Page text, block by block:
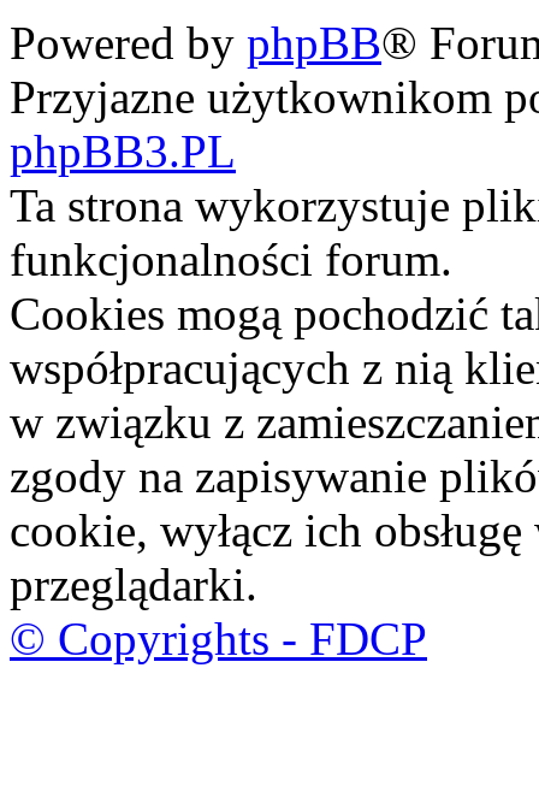
Powered by phpBB®
Przyjazne użytkownikom
phpBB3.PL
Ta strona wykorzystuje
funkcjonalności forum.
Cookies mogą pochodzić
współpracujących z nią
w związku z
zgody na zapisywanie
cookie, wyłącz ich
przeglądarki.
© Copyrights - FDCP